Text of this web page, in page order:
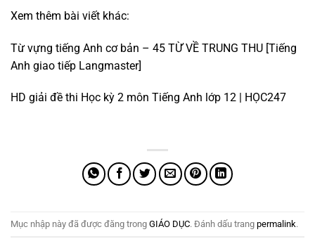
Xem thêm bài viết khác:
Từ vựng tiếng Anh cơ bản – 45 TỪ VỀ TRUNG THU [Tiếng
Anh giao tiếp Langmaster]
HD giải đề thi Học kỳ 2 môn Tiếng Anh lớp 12 | HỌC247
Mục nhập này đã được đăng trong GIÁO DỤC. Đánh dấu trang permalink.